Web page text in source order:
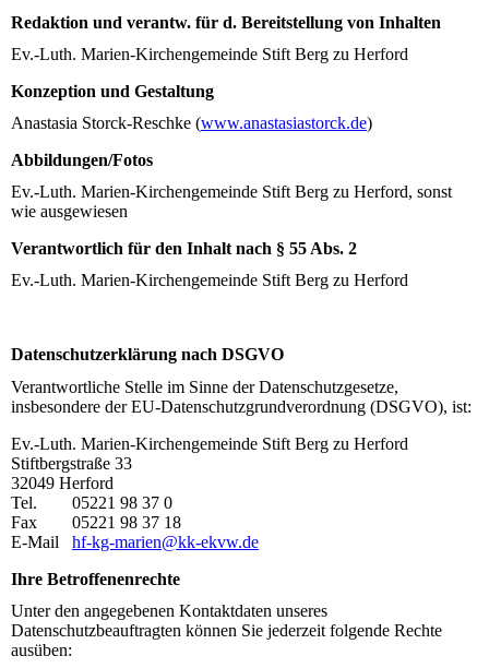
Redaktion und verantw. für d. Bereitstellung von Inhalten
Ev.-Luth. Marien-Kirchengemeinde Stift Berg zu Herford
Konzeption und Gestaltung
Anastasia Storck-Reschke (www.anastasiastorck.de)
Abbildungen/Fotos
Ev.-Luth. Marien-Kirchengemeinde Stift Berg zu Herford, sonst
wie ausgewiesen
Verantwortlich für den Inhalt nach § 55 Abs. 2
Ev.-Luth. Marien-Kirchengemeinde Stift Berg zu Herford
Datenschutzerklärung nach DSGVO
Verantwortliche Stelle im Sinne der Datenschutzgesetze,
insbesondere der EU-Datenschutzgrundverordnung (DSGVO), ist:
Ev.-Luth. Marien-Kirchengemeinde Stift Berg zu Herford
Stiftbergstraße 33
32049 Herford
Tel. 05221 98 37 0
Fax 05221 98 37 18
E-Mail hf-kg-marien@kk-ekvw.de
Ihre Betroffenenrechte
Unter den angegebenen Kontaktdaten unseres
Datenschutzbeauftragten können Sie jederzeit folgende Rechte
ausüben: